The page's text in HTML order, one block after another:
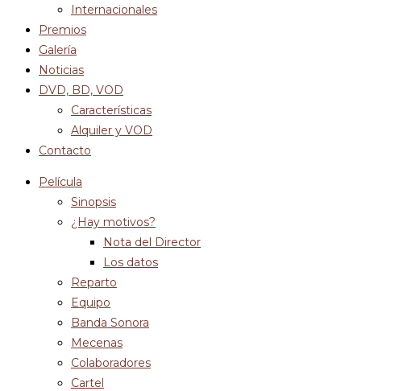
Internacionales
Premios
Galería
Noticias
DVD, BD, VOD
Características
Alquiler y VOD
Contacto
Película
Sinopsis
¿Hay motivos?
Nota del Director
Los datos
Reparto
Equipo
Banda Sonora
Mecenas
Colaboradores
Cartel